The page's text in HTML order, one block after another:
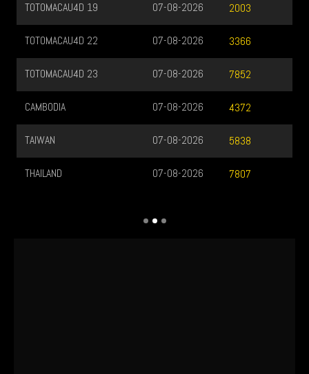
TOTOMACAU4D 19 2003
07-08-2026
TOTOMACAU4D 22 3366
07-08-2026
TOTOMACAU4D 23 7852
07-08-2026
CAMBODIA 4372
07-08-2026
TAIWAN 5838
07-08-2026
THAILAND 7807
07-08-2026